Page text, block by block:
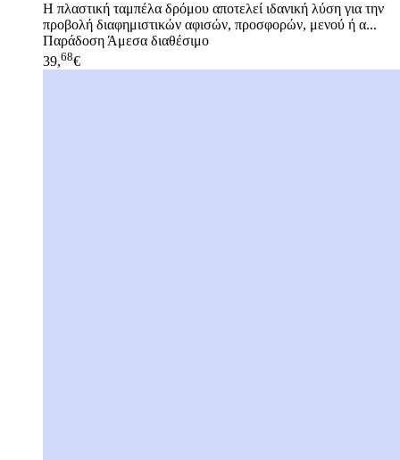
Η πλαστική ταμπέλα δρόμου αποτελεί ιδανική λύση για την
προβολή διαφημιστικών αφισών, προσφορών, μενού ή α...
Παράδοση Άμεσα διαθέσιμο
39,68€